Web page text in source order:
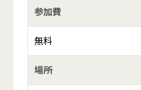
参加費
無料
場所